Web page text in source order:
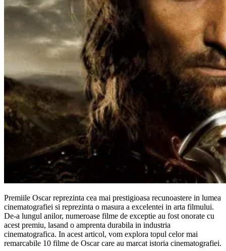
Premiile Oscar reprezinta cea mai prestigioasa recunoastere in lumea
cinematografiei si reprezinta o masura a excelentei in arta filmului.
De-a lungul anilor, numeroase filme de exceptie au fost onorate cu
acest premiu, lasand o amprenta durabila in industria
cinematografica. In acest articol, vom explora topul celor mai
remarcabile 10 filme de Oscar care au marcat istoria cinematografiei.